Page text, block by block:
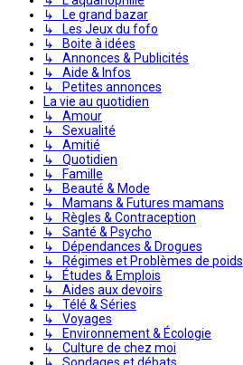
↳ Le grand bazar
↳ Les Jeux du fofo
↳ Boite à idées
↳ Annonces & Publicités
↳ Aide & Infos
↳ Petites annonces
La vie au quotidien
↳ Amour
↳ Sexualité
↳ Amitié
↳ Quotidien
↳ Famille
↳ Beauté & Mode
↳ Mamans & Futures mamans
↳ Règles & Contraception
↳ Santé & Psycho
↳ Dépendances & Drogues
↳ Régimes et Problèmes de poids
↳ Études & Emplois
↳ Aides aux devoirs
↳ Télé & Séries
↳ Voyages
↳ Environnement & Écologie
↳ Culture de chez moi
↳ Sondages et débats